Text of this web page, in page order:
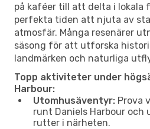
på kaféer till att delta i lokala
perfekta tiden att njuta av
atmosfär. Många resenärer
säsong för att utforska
landmärken och naturliga
Topp aktiviteter under
Harbour:
Utomhusäventyr: Prova
runt Daniels Harbour och
rutter i närheten.